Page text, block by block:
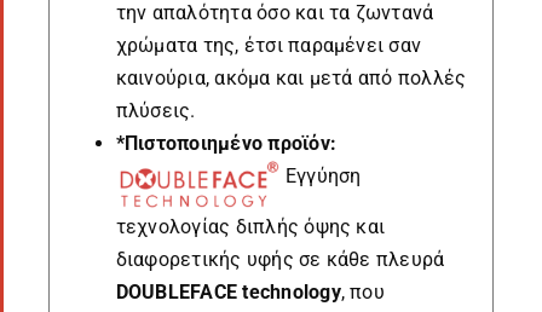
την απαλότητα όσο και τα ζωντανά
χρώματα της, έτσι παραμένει σαν
καινούρια, ακόμα και μετά από πολλές
πλύσεις.
*Πιστοποιημένο προϊόν:
Εγγύηση
τεχνολογίας διπλής όψης και
διαφορετικής υφής σε κάθε πλευρά
DOUBLEFACE technology, που